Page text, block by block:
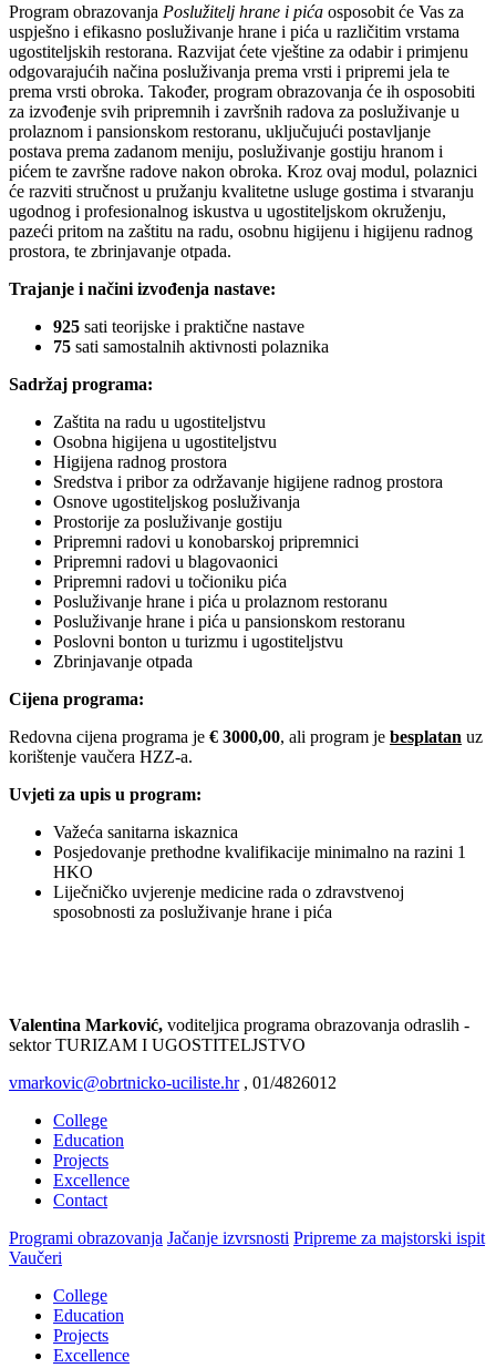
Program obrazovanja Poslužitelj hrane i pića osposobit će Vas za
uspješno i efikasno posluživanje hrane i pića u različitim vrstama
ugostiteljskih restorana. Razvijat ćete vještine za odabir i primjenu
odgovarajućih načina posluživanja prema vrsti i pripremi jela te
prema vrsti obroka. Također, program obrazovanja će ih osposobiti
za izvođenje svih pripremnih i završnih radova za posluživanje u
prolaznom i pansionskom restoranu, uključujući postavljanje
postava prema zadanom meniju, posluživanje gostiju hranom i
pićem te završne radove nakon obroka. Kroz ovaj modul, polaznici
će razviti stručnost u pružanju kvalitetne usluge gostima i stvaranju
ugodnog i profesionalnog iskustva u ugostiteljskom okruženju,
pazeći pritom na zaštitu na radu, osobnu higijenu i higijenu radnog
prostora, te zbrinjavanje otpada.
Trajanje i načini izvođenja nastave:
925 sati teorijske i praktične nastave
75 sati samostalnih aktivnosti polaznika
Sadržaj programa:
Zaštita na radu u ugostiteljstvu
Osobna higijena u ugostiteljstvu
Higijena radnog prostora
Sredstva i pribor za održavanje higijene radnog prostora
Osnove ugostiteljskog posluživanja
Prostorije za posluživanje gostiju
Pripremni radovi u konobarskoj pripremnici
Pripremni radovi u blagovaonici
Pripremni radovi u točioniku pića
Posluživanje hrane i pića u prolaznom restoranu
Posluživanje hrane i pića u pansionskom restoranu
Poslovni bonton u turizmu i ugostiteljstvu
Zbrinjavanje otpada
Cijena programa:
Redovna cijena programa je € 3000,00, ali program je besplatan uz
korištenje vaučera HZZ-a.
Uvjeti za upis u program:
Važeća sanitarna iskaznica
Posjedovanje prethodne kvalifikacije minimalno na razini 1
HKO
Liječničko uvjerenje medicine rada o zdravstvenoj
sposobnosti za posluživanje hrane i pića
Valentina Marković, voditeljica programa obrazovanja odraslih -
sektor TURIZAM I UGOSTITELJSTVO
vmarkovic@obrtnicko-uciliste.hr, 01/4826012
College
Education
Projects
Excellence
Contact
Programi obrazovanja Jačanje izvrsnosti Pripreme za majstorski ispit
Vaučeri
College
Education
Projects
Excellence